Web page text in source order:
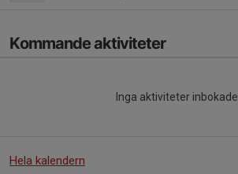
Kommande aktiviteter
Inga aktiviteter inbokade
Hela kalendern